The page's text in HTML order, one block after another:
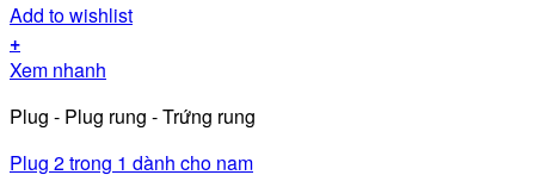
Add to wishlist
+
Xem nhanh
Plug - Plug rung - Trứng rung
Plug 2 trong 1 dành cho nam